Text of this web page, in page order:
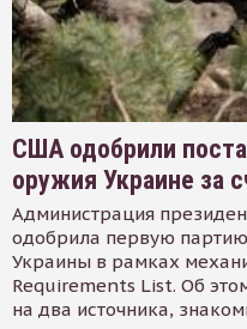
США одобрили
оружия Украине за
Администрация
одобрила первую
Украины в рамках
Requirements List. Об
на два источника,